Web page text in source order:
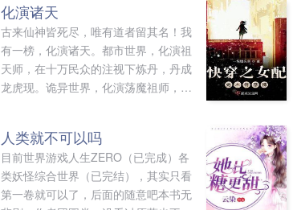
化演诸天
古来仙神皆死尽，唯有道者留其名！我
有一榜，化演诸天。都市世界，化演祖
天师，在十万民众的注视下炼丹，丹成
龙虎现。诡异世界，化演荡魔祖师，在
人间，朗吟飞过洞庭湖。诸天世界，无
尽神话。化哪吒大闹龙宫，演二郎担山
逐日，学猴子大闹天宫到最后，成天帝
坐镇诸天！本书关键词扮演法，道果，
人类就不可以吗
目前世界游戏人生ZERO（已完成）各
类妖怪综合世界（已完结），其实只看
第一卷就可以了，后面的随意吧本书无